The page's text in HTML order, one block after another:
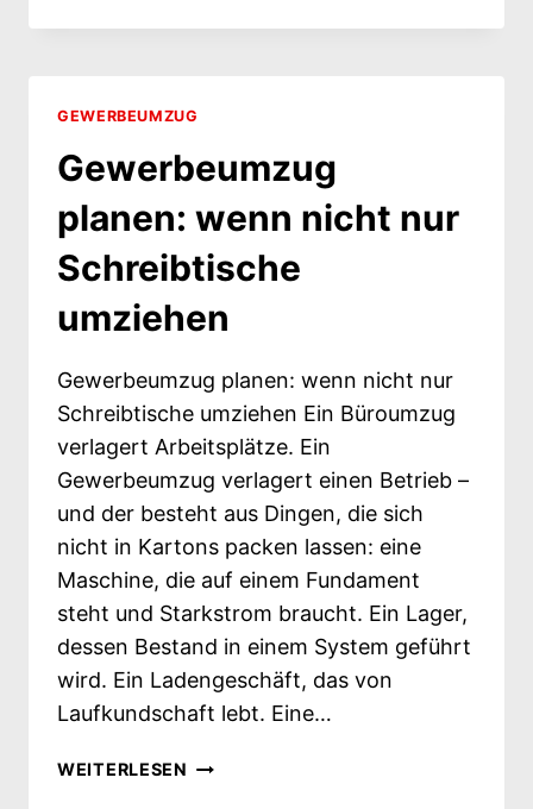
WOHNUNG
DER
GEWERBEUMZUG
Gewerbeumzug
planen: wenn nicht nur
Schreibtische
umziehen
Gewerbeumzug planen: wenn nicht nur
Schreibtische umziehen Ein Büroumzug
verlagert Arbeitsplätze. Ein
Gewerbeumzug verlagert einen Betrieb –
und der besteht aus Dingen, die sich
nicht in Kartons packen lassen: eine
Maschine, die auf einem Fundament
steht und Starkstrom braucht. Ein Lager,
dessen Bestand in einem System geführt
wird. Ein Ladengeschäft, das von
Laufkundschaft lebt. Eine…
WEITERLESEN GEWERBEUMZUG